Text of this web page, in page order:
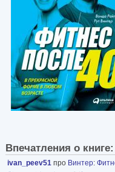
Впечатления о книге:
ivan_peev51 про Винтер: